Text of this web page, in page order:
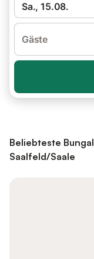
Sa., 15.08.
Gäste
Beliebteste
Saalfeld/Saale